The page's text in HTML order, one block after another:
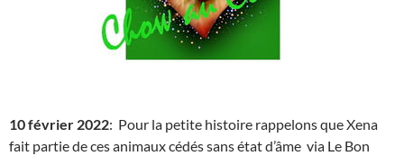
10 février 2022: Pour la petite histoire rappelons que Xena
fait partie de ces animaux cédés sans état d’âme via Le Bon